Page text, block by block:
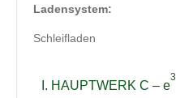
Ladensystem:
Schleifladen
I. HAUPTWERK C – e
3